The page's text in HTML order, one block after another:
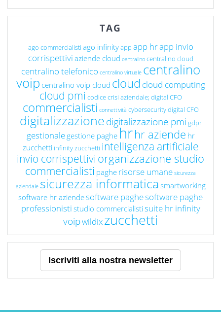
TAG
ago commercialisti ago infinityapp app hrapp invio
corrispettivi aziende cloud centralino centralino cloud
centralino telefonico centralino virtuale centralino
voip centralino voip cloud cloud cloud computing
cloud pmi codice crisi aziendale; digital CFO
commercialisti connettività cybersecuritydigital CFO
digitalizzazionedigitalizzazione pmi gdpr
gestionale gestione paghe hrhr aziende hr
zucchetti infinity zucchetti intelligenza artificiale
invio corrispettivi organizzazione studio
commercialisti paghe risorse umane sicurezza
aziendale sicurezza informatica smartworking
software hr aziendesoftware paghesoftware paghe
professionisti studio commercialisti suite hr infinity
voipwildixzucchetti
Iscriviti alla nostra newsletter